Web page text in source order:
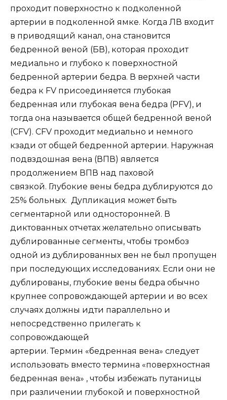
проходит поверхностно к подколенной
артерии в подколенной ямке. Когда ЛВ входит
в приводящий канал, она становится
бедренной веной (БВ), которая проходит
медиально и глубоко к поверхностной
бедренной артерии бедра. В верхней части
бедра к FV присоединяется глубокая
бедренная или глубокая вена бедра (PFV), и
тогда она называется общей бедренной веной
(CFV). CFV проходит медиально и немного
кзади от общей бедренной артерии. Наружная
подвздошная вена (ВПВ) является
продолжением ВПВ над паховой
связкой. Глубокие вены бедра дублируются до
25% больных. Дупликация может быть
сегментарной или односторонней. В
диктованных отчетах желательно описывать
дублированные сегменты, чтобы тромбоз
одной из дублированных вен не был пропущен
при последующих исследованиях. Если они не
дублированы, глубокие вены бедра обычно
крупнее сопровождающей артерии и во всех
случаях должны идти параллельно и
непосредственно прилегать к
сопровождающей
артерии. Термин «бедренная вена» следует
использовать вместо термина «поверхностная
бедренная вена» , чтобы избежать путаницы
при различении глубокой и поверхностной